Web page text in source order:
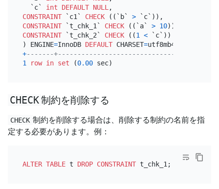
  `c`
int DEFAULT NULL
CONSTRAINT `c1` CHECK ((`b` >
CONSTRAINT `t_chk_1` CHECK ((`a` > 10))
CONSTRAINT `t_chk_2` CHECK ((1 < `c`))
) ENGINE=InnoDB DEFAULT CHARSET=utf8mb4
+-------
1
row in set (0.00
CHECK制約を削除する
CHECK 制約を削除する場合は、削除する制約の名前を指
定する必要があります。例：
ALTER TABLE t DROP CONSTRAINT